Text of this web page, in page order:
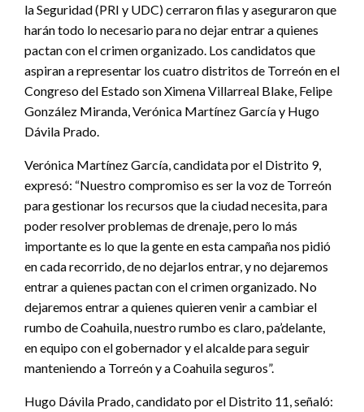
la Seguridad (PRI y UDC) cerraron filas y aseguraron que
harán todo lo necesario para no dejar entrar a quienes
pactan con el crimen organizado. Los candidatos que
aspiran a representar los cuatro distritos de Torreón en el
Congreso del Estado son Ximena Villarreal Blake, Felipe
González Miranda, Verónica Martínez García y Hugo
Dávila Prado.
Verónica Martínez García, candidata por el Distrito 9,
expresó: “Nuestro compromiso es ser la voz de Torreón
para gestionar los recursos que la ciudad necesita, para
poder resolver problemas de drenaje, pero lo más
importante es lo que la gente en esta campaña nos pidió
en cada recorrido, de no dejarlos entrar, y no dejaremos
entrar a quienes pactan con el crimen organizado. No
dejaremos entrar a quienes quieren venir a cambiar el
rumbo de Coahuila, nuestro rumbo es claro, pa’delante,
en equipo con el gobernador y el alcalde para seguir
manteniendo a Torreón y a Coahuila seguros”.
Hugo Dávila Prado, candidato por el Distrito 11, señaló: